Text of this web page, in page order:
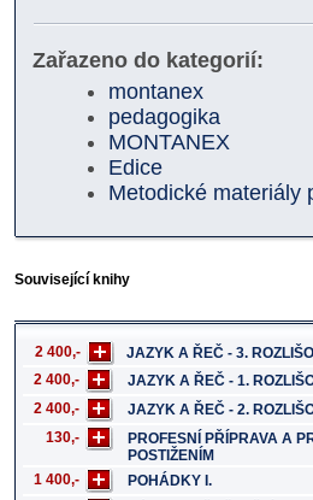
Zařazeno do kategorií:
montanex
pedagogika
MONTANEX
Edice
Metodické materiály
Související knihy
2 400,-
JAZYK A ŘEČ - 3.
2 400,-
JAZYK A ŘEČ - 1.
2 400,-
JAZYK A ŘEČ - 2.
130,-
PROFESNÍ PŘÍPRAVA A
POSTIŽENÍM
1 400,-
POHÁDKY I.